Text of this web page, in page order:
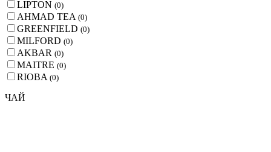
LIPTON (0)
AHMAD TEA (0)
GREENFIELD (0)
MILFORD (0)
AKBAR (0)
MAITRE (0)
RIOBA (0)
ЧАЙ